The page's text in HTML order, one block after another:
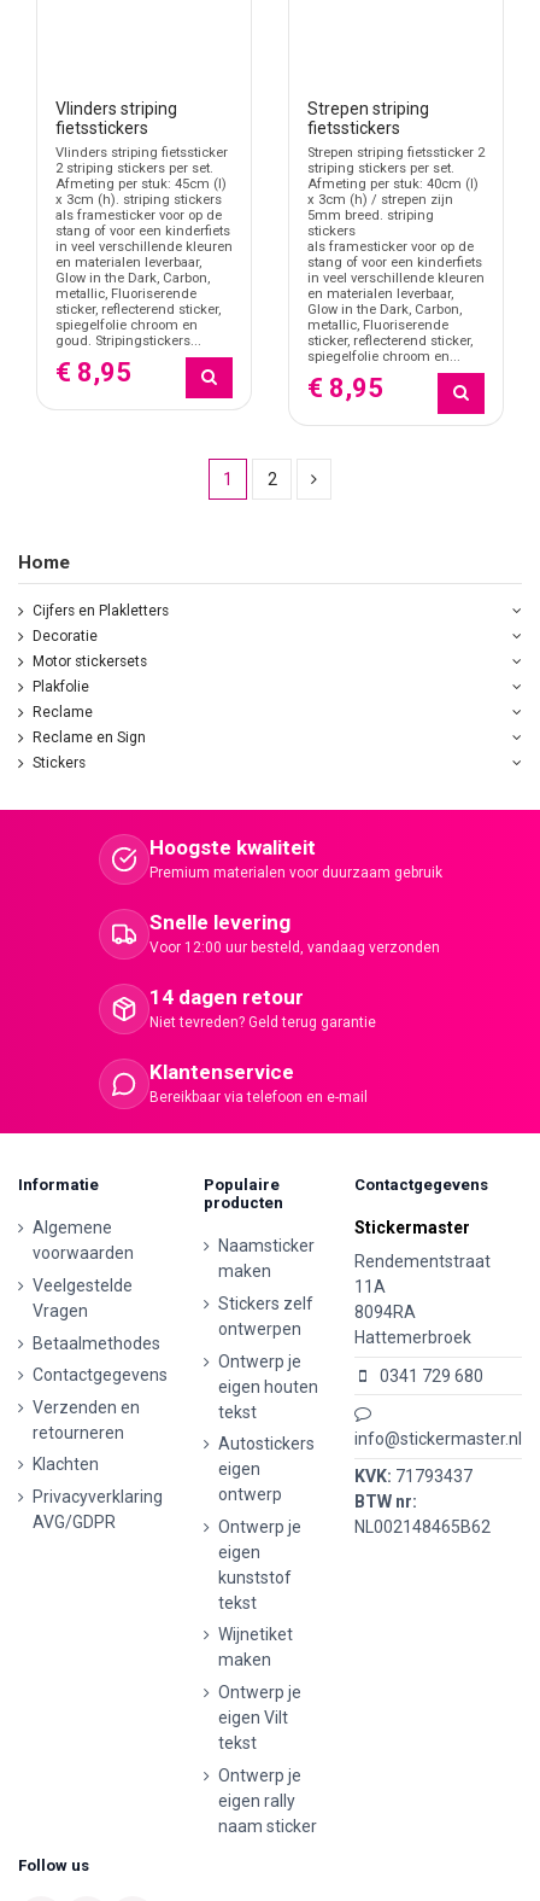
Vlinders striping
fietsstickers
Vlinders striping fietssticker
2 striping stickers per set.
Afmeting per stuk: 45cm (l)
x 3cm (h). striping stickers
als framesticker voor op de
stang of voor een kinderfiets
in veel verschillende kleuren
en materialen leverbaar,
Glow in the Dark, Carbon,
metallic, Fluoriserende
sticker, reflecterend sticker,
spiegelfolie chroom en
goud. Stripingstickers...
€ 8,95
Strepen striping
fietsstickers
Strepen striping fietssticker 2
striping stickers per set.
Afmeting per stuk: 40cm (l)
x 3cm (h) / strepen zijn
5mm breed. striping
stickers
als framesticker voor op de
stang of voor een kinderfiets
in veel verschillende kleuren
en materialen leverbaar,
Glow in the Dark, Carbon,
metallic, Fluoriserende
sticker, reflecterend sticker,
spiegelfolie chroom en...
€ 8,95
1 2
Home
Cijfers en Plakletters
Decoratie
Motor stickersets
Plakfolie
Reclame
Reclame en Sign
Stickers
Hoogste kwaliteit
Premium materialen voor duurzaam gebruik
Snelle levering
Voor 12:00 uur besteld, vandaag verzonden
14 dagen retour
Niet tevreden? Geld terug garantie
Klantenservice
Bereikbaar via telefoon en e-mail
Informatie
Algemene
voorwaarden
Veelgestelde
Vragen
Betaalmethodes
Contactgegevens
Verzenden en
retourneren
Klachten
Privacyverklaring
AVG/GDPR
Populaire
producten
Naamsticker
maken
Stickers zelf
ontwerpen
Ontwerp je
eigen houten
tekst
Autostickers
eigen
ontwerp
Ontwerp je
eigen
kunststof
tekst
Wijnetiket
maken
Ontwerp je
eigen Vilt
tekst
Ontwerp je
eigen rally
naam sticker
Contactgegevens
Stickermaster
Rendementstraat
11A
8094RA
Hattemerbroek
0341 729 680
info@stickermaster.nl
KVK: 71793437
BTW nr:
NL002148465B62
Follow us